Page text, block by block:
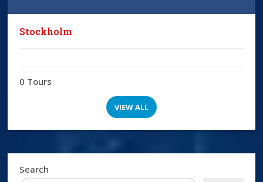
Stockholm
0 Tours
VIEW ALL
Search